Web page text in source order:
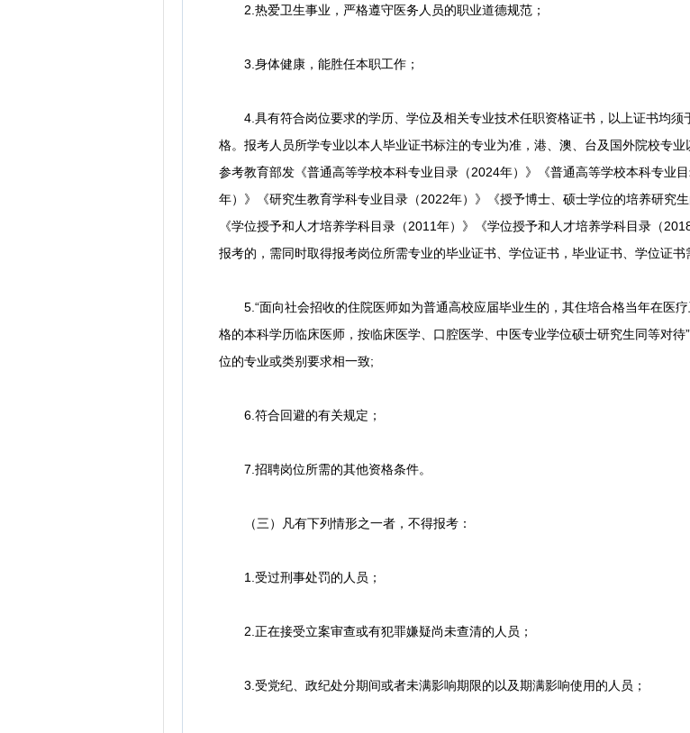
2.热爱卫生事业，严格遵守医务人员的职业道德规范；
3.身体健康，能胜任本职工作；
4.具有符合岗位要求的学历、学位及相关专业技术任职资格证书，以上证书均须
格。报考人员所学专业以本人毕业证书标注的专业为准，港、澳、台及国外院校专
参考教育部发《普通高等学校本科专业目录（2024年）》《普通高等学校本科专业
年）》《研究生教育学科专业目录（2022年）》《授予博士、硕士学位的培养研究
《学位授予和人才培养学科目录（2011年）》《学位授予和人才培养学科目录（
报考的，需同时取得报考岗位所需专业的毕业证书、学位证书，毕业证书、学位证
5.“面向社会招收的住院医师如为普通高校应届毕业生的，其住培合格当年在医疗
格的本科学历临床医师，按临床医学、口腔医学、中医专业学位硕士研究生同等对
位的专业或类别要求相一致;
6.符合回避的有关规定；
7.招聘岗位所需的其他资格条件。
（三）凡有下列情形之一者，不得报考：
1.受过刑事处罚的人员；
2.正在接受立案审查或有犯罪嫌疑尚未查清的人员；
3.受党纪、政纪处分期间或者未满影响期限的以及期满影响使用的人员；